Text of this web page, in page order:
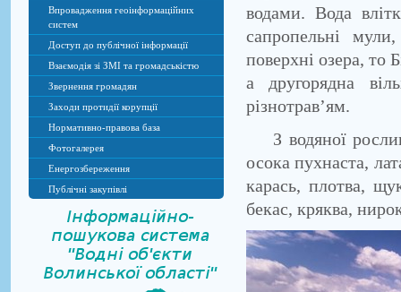
Впровадження геоінформаційних
систем
Доступ до публічної інформації
Взаємодія зі ЗМІ та громадськістю
Звернення громадян
Заходи протидії корупції
Нормативно-правова база
Фотогалерея
Енергозбереження
Публічні закупівлі
водами. Вода
сапропельні
поверхні озера, то
а другорядна
різнотрав’ям.
З водяної
осока пухнаста,
карась, плотва,
бекас, кряква,